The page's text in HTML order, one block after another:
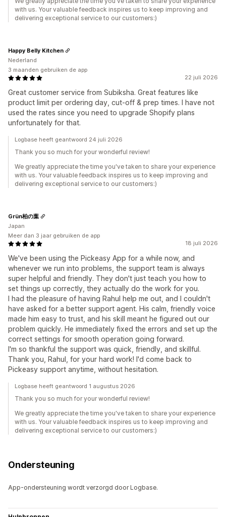
with us. Your valuable feedback inspires us to keep improving and
delivering exceptional service to our customers:)
22 juli 2026
Great customer service from Subiksha. Great features like
product limit per ordering day, cut-off & prep times. I have not
used the rates since you need to upgrade Shopify plans
unfortunately for that.
Happy Belly Kitchen
Nederland
3 maanden gebruiken de app
Logbase heeft geantwoord 24 juli 2026
Thank you so much for your wonderful review!
We greatly appreciate the time you've taken to share your experience
with us. Your valuable feedback inspires us to keep improving and
delivering exceptional service to our customers:)
18 juli 2026
We've been using the Pickeasy App for a while now, and
whenever we run into problems, the support team is always
super helpful and friendly. They don't just teach you how to
set things up correctly, they actually do the work for you.
I had the pleasure of having Rahul help me out, and I couldn't
have asked for a better support agent. His calm, friendly voice
made him easy to trust, and his skill meant he figured out our
problem quickly. He immediately fixed the errors and set up the
correct settings for smooth operation going forward.
I'm so thankful the support was quick, friendly, and skillful.
Thank you, Rahul, for your hard work! I'd come back to
Pickeasy support anytime, without hesitation.
Grün柏の葉
Japan
Meer dan 3 jaar gebruiken de app
Logbase heeft geantwoord 1 augustus 2026
Thank you so much for your wonderful review!
We greatly appreciate the time you've taken to share your experience
with us. Your valuable feedback inspires us to keep improving and
delivering exceptional service to our customers:)
Ondersteuning
App-ondersteuning wordt verzorgd door Logbase.